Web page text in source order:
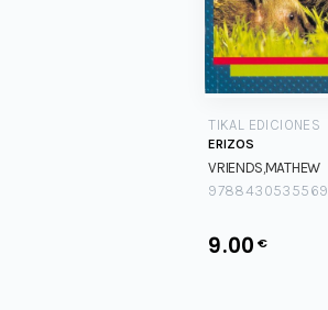
TIKAL EDICIONES
ERIZOS
VRIENDS,MATHEW
9788430535569
9.00 €